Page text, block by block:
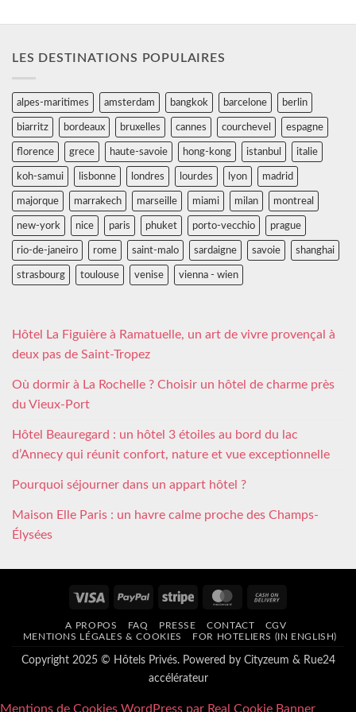
LES DESTINATIONS POPULAIRES
alpes-maritimes amsterdam bangkok barcelone berlin
biarritz bordeaux bruxelles cannes courchevel espagne
florence grece haute-savoie hong-kong istanbul italie
koh-samui lisbonne londres lourdes lyon madrid
majorque marrakech marseille miami milan montreal
new-york nice paris phuket porto-vecchio prague
rio-de-janeiro rome saint-malo sardaigne savoie shanghai
strasbourg toulouse venise vienna - wien
Hôtel La Figuière à Ramatuelle, un art de vivre provençal à
deux pas de Saint-Tropez
Où dormir à La Rochelle ? Choisir un hôtel de charme près
du Vieux-Port
Hôtel Beauregard : un hôtel 3 étoiles au bord du lac
d’Annecy qui réunit confort, nature et vue exceptionnelle
Pourquoi séjourner dans un appart hôtel ?
Maison Elle Paris : un havre calme proche des Champs-
Élysées
Visa PayPal Stripe MasterCard
Delivery
A PROPOS FAQ PRESSE CONTACT
CGV
MENTIONS LÉGALES & COOKIES
FOR HOTELIERS (IN ENGLISH)
Copyright 2025 © Hôtels Privés. Powered by Cityzeum & Rue24
accélérateur
Mentions de Cookies WordPress par Real Cookie Banner